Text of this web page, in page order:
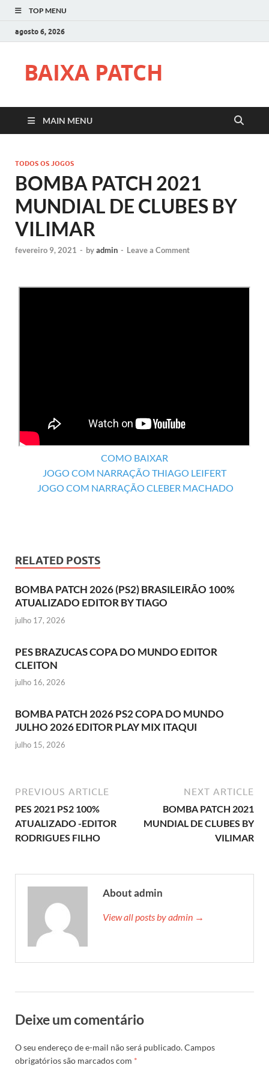
TOP MENU
agosto 6, 2026
BAIXA PATCH
MAIN MENU
TODOS OS JOGOS
BOMBA PATCH 2021
MUNDIAL DE CLUBES BY
VILIMAR
fevereiro 9, 2021 - byadmin - Leave a Comment
COMO BAIXAR
JOGO COM NARRAÇÃO THIAGO LEIFERT
JOGO COM NARRAÇÃO CLEBER MACHADO
RELATED POSTS
BOMBA PATCH 2026 (PS2) BRASILEIRÃO 100%
ATUALIZADO EDITOR BY TIAGO
julho 17, 2026
PES BRAZUCAS COPA DO MUNDO EDITOR
CLEITON
julho 16, 2026
BOMBA PATCH 2026 PS2 COPA DO MUNDO
JULHO 2026 EDITOR PLAY MIX ITAQUI
julho 15, 2026
PREVIOUS ARTICLE
PES 2021 PS2 100%
ATUALIZADO -EDITOR
RODRIGUES FILHO
NEXT ARTICLE
BOMBA PATCH 2021
MUNDIAL DE CLUBES BY
VILIMAR
About admin
View all posts by admin →
Deixe um comentário
O seu endereço de e-mail não será publicado.Campos
obrigatórios são marcados com *